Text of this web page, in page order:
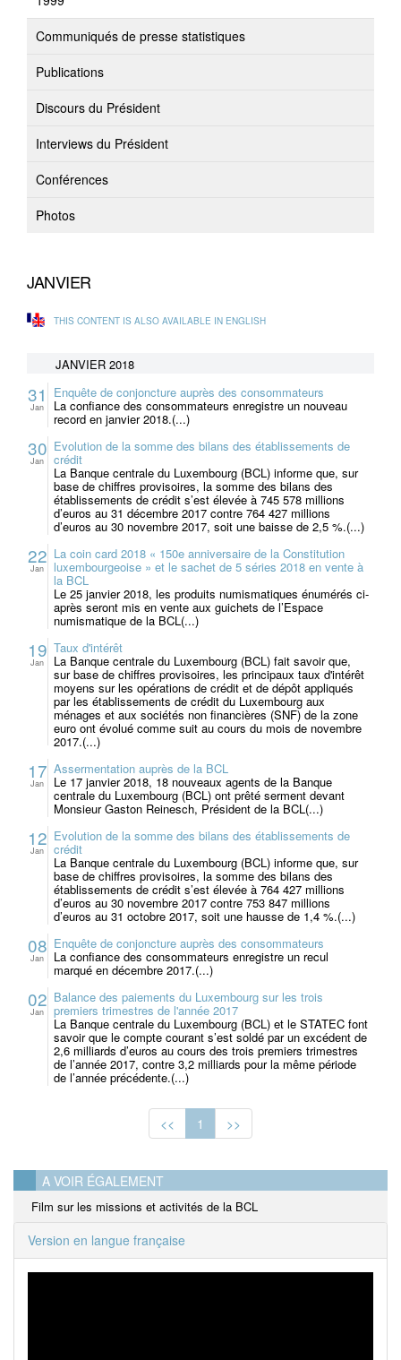
Communiqués de presse statistiques
Publications
Discours du Président
Interviews du Président
Conférences
Photos
JANVIER
THIS CONTENT IS ALSO AVAILABLE IN ENGLISH
JANVIER 2018
31
Jan
Enquête de conjoncture auprès des consommateurs
La confiance des consommateurs enregistre un nouveau
record en janvier 2018.(...)
30
Jan
Evolution de la somme des bilans des établissements de
crédit
La Banque centrale du Luxembourg (BCL) informe que, sur
base de chiffres provisoires, la somme des bilans des
établissements de crédit s’est élevée à 745 578 millions
d’euros au 31 décembre 2017 contre 764 427 millions
d’euros au 30 novembre 2017, soit une baisse de 2,5 %.(...)
22
Jan
La coin card 2018 « 150e anniversaire de la Constitution
luxembourgeoise » et le sachet de 5 séries 2018 en vente à
la BCL
Le 25 janvier 2018, les produits numismatiques énumérés ci-
après seront mis en vente aux guichets de l’Espace
numismatique de la BCL(...)
19
Jan
Taux d'intérêt
La Banque centrale du Luxembourg (BCL) fait savoir que,
sur base de chiffres provisoires, les principaux taux d'intérêt
moyens sur les opérations de crédit et de dépôt appliqués
par les établissements de crédit du Luxembourg aux
ménages et aux sociétés non financières (SNF) de la zone
euro ont évolué comme suit au cours du mois de novembre
2017.(...)
17
Jan
Assermentation auprès de la BCL
Le 17 janvier 2018, 18 nouveaux agents de la Banque
centrale du Luxembourg (BCL) ont prêté serment devant
Monsieur Gaston Reinesch, Président de la BCL(...)
12
Jan
Evolution de la somme des bilans des établissements de
crédit
La Banque centrale du Luxembourg (BCL) informe que, sur
base de chiffres provisoires, la somme des bilans des
établissements de crédit s’est élevée à 764 427 millions
d’euros au 30 novembre 2017 contre 753 847 millions
d’euros au 31 octobre 2017, soit une hausse de 1,4 %.(...)
08
Jan
Enquête de conjoncture auprès des consommateurs
La confiance des consommateurs enregistre un recul
marqué en décembre 2017.(...)
02
Jan
Balance des paiements du Luxembourg sur les trois
premiers trimestres de l'année 2017
La Banque centrale du Luxembourg (BCL) et le STATEC font
savoir que le compte courant s’est soldé par un excédent de
2,6 milliards d’euros au cours des trois premiers trimestres
de l’année 2017, contre 3,2 milliards pour la même période
de l’année précédente.(...)
<< 1 >>
A VOIR ÉGALEMENT
Film sur les missions et activités de la BCL
Version en langue française